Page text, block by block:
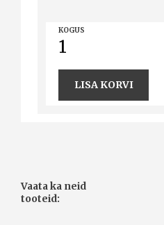
KOGUS
LISA KORVI
Vaata ka neid
tooteid: